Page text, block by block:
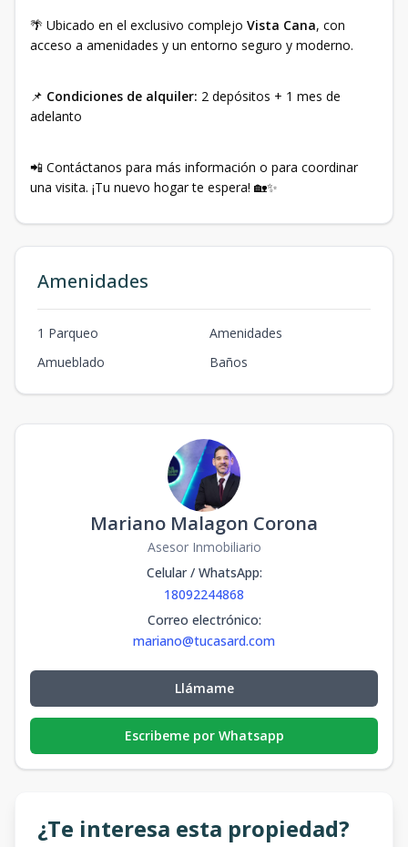
🌴 Ubicado en el exclusivo complejo Vista Cana, con
acceso a amenidades y un entorno seguro y moderno.
📌 Condiciones de alquiler: 2 depósitos + 1 mes de
adelanto
📲 Contáctanos para más información o para coordinar
una visita. ¡Tu nuevo hogar te espera! 🏡✨
Amenidades
1 Parqueo
Amenidades
Amueblado
Baños
Mariano Malagon Corona
Asesor Inmobiliario
Celular / WhatsApp:
18092244868
Correo electrónico:
mariano@tucasard.com
Llámame
Escribeme por Whatsapp
¿Te interesa esta propiedad?